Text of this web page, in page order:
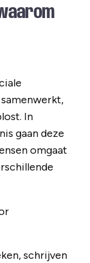
In
gaan deze
omgaat
schrijven